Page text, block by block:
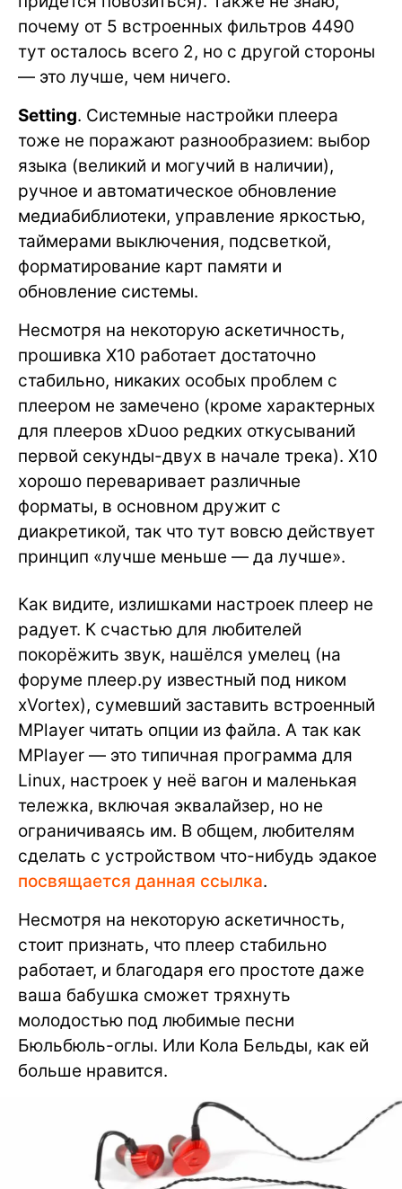
почему от 5 встроенных фильтров 4490
тут осталось всего 2, но с другой стороны
— это лучше, чем ничего.
Setting. Системные настройки плеера
тоже не поражают разнообразием: выбор
языка (великий и могучий в наличии),
ручное и автоматическое обновление
медиабиблиотеки, управление яркостью,
таймерами выключения, подсветкой,
форматирование карт памяти и
обновление системы.
Несмотря на некоторую аскетичность,
прошивка X10 работает достаточно
стабильно, никаких особых проблем с
плеером не замечено (кроме характерных
для плееров xDuoo редких откусываний
первой секунды-двух в начале трека). X10
хорошо переваривает различные
форматы, в основном дружит с
диакретикой, так что тут вовсю действует
принцип «лучше меньше — да лучше».
Как видите, излишками настроек плеер не
радует. К счастью для любителей
покорёжить звук, нашёлся умелец (на
форуме плеер.ру известный под ником
xVortex), сумевший заставить встроенный
MPlayer читать опции из файла. А так как
MPlayer — это типичная программа для
Linux, настроек у неё вагон и маленькая
тележка, включая эквалайзер, но не
ограничиваясь им. В общем, любителям
сделать с устройством что-нибудь эдакое
посвящается данная ссылка.
Несмотря на некоторую аскетичность,
стоит признать, что плеер стабильно
работает, и благодаря его простоте даже
ваша бабушка сможет тряхнуть
молодостью под любимые песни
Бюльбюль-оглы. Или Кола Бельды, как ей
больше нравится.